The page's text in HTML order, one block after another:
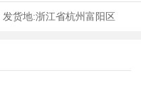
发货地:浙江省杭州富阳区